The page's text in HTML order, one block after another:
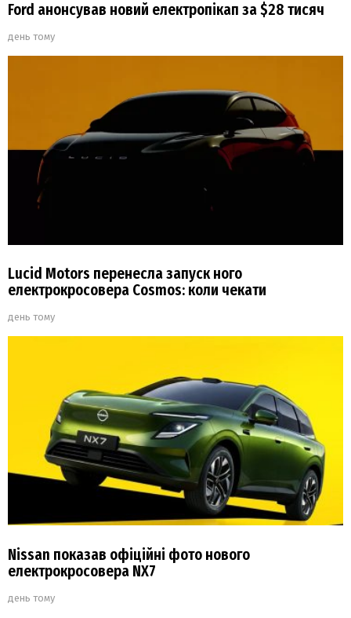
Ford анонсував новий електропікап за $28 тисяч
день тому
Lucid Motors перенесла запуск ного
електрокросовера Cosmos: коли чекати
день тому
Nissan показав офіційні фото нового
електрокросовера NX7
день тому